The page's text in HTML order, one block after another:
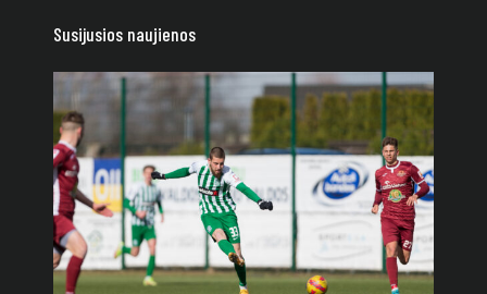
Susijusios naujienos